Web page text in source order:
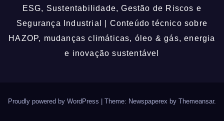
ESG, Sustentabilidade, Gestão de Riscos e
Segurança Industrial | Conteúdo técnico sobre
HAZOP, mudanças climáticas, óleo & gás, energia
e inovação sustentável
Proudly powered by WordPress Theme: Newspaperex by Themeansar.